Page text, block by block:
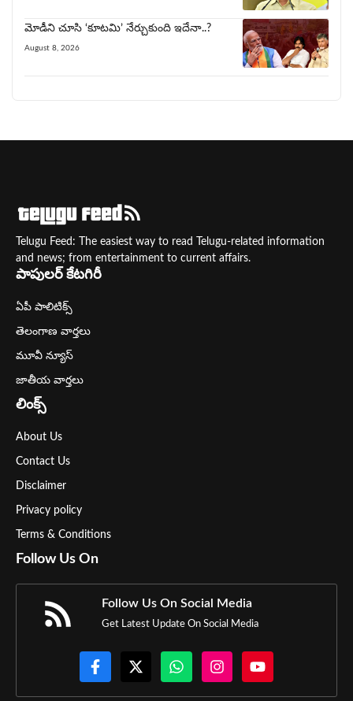
మోడీని చూసి ‘కూట‌మి’ నేర్చుకుంది ఇదేనా..?
August 8, 2026
Telugu Feed: The easiest way to read Telugu-related information
and news; from entertainment to current affairs.
పాపులర్ కేటగిరీ
ఏపీ పాలిటిక్స్
తెలంగాణ వార్తలు
మూవీ న్యూస్
జాతీయ వార్తలు
లింక్స్
About Us
Contact Us
Disclaimer
Privacy policy
Terms & Conditions
Follow Us On
Follow Us On Social Media
Get Latest Update On Social Media